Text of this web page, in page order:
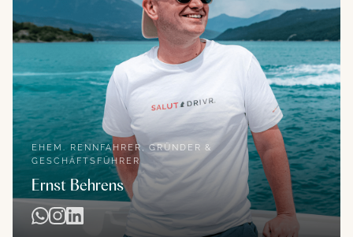
EHEM. RENNFAHRER, GRÜNDER &
GESCHÄFTSFÜHRER
Ernst Behrens